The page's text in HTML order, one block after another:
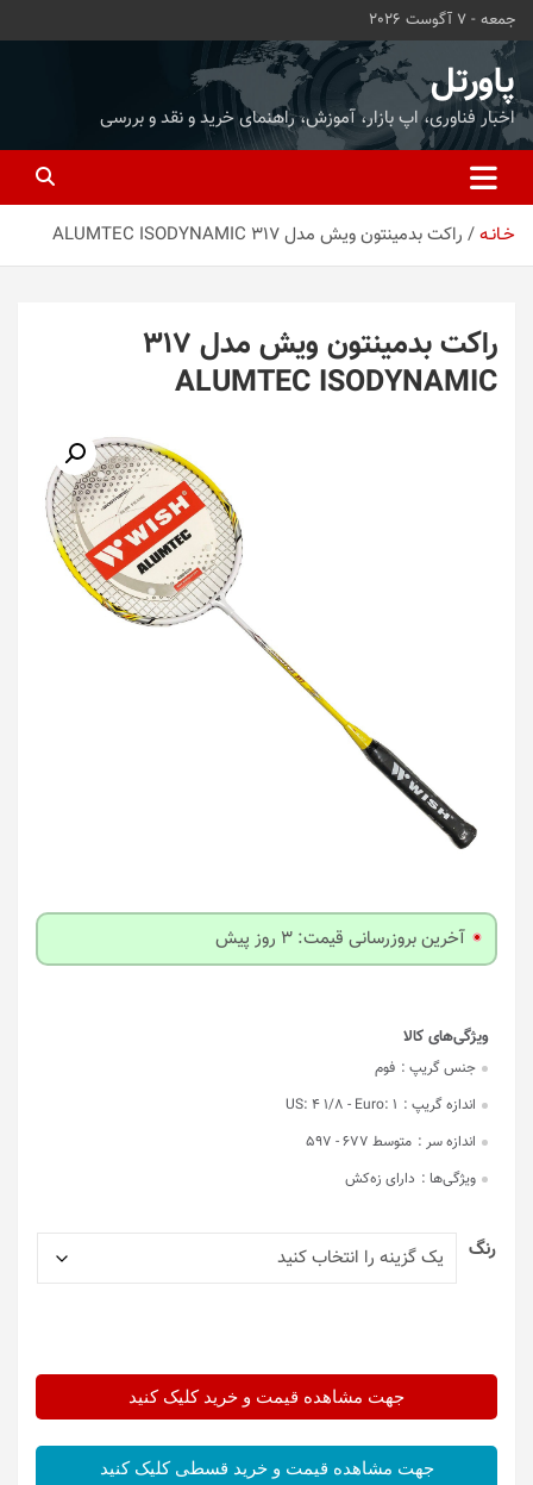
محتوا
بروید
جمعه - 7 آگوست 2026
پاورتل
اخبار فناوری، اپ بازار، آموزش، راهنمای خرید و نقد و بررسی
خـانـه راکت بدمینتون ویش مدل 317 ALUMTEC ISODYNAMIC
راکت بدمینتون ویش مدل 317
ALUMTEC ISODYNAMIC
آخرین بروزرسانی قیمت: 3 روز پیش
جنس گریپ : فوم
اندازه گریپ : US: 4 1/8 - Euro: 1
اندازه سر : متوسط 677 - 597
ویژگی‌ها : دارای زه‌کش
رنگ
جهت مشاهده قیمت و خرید کلیک کنید
جهت مشاهده قیمت و خرید قسطی کلیک کنید